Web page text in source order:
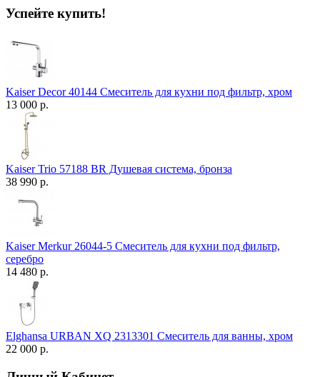
Успейте купить!
Kaiser Decor 40144 Смеситель для кухни под фильтр, хром
13 000 р.
Kaiser Trio 57188 BR Душевая система, бронза
38 990 р.
Kaiser Merkur 26044-5 Смеситель для кухни под фильтр,
серебро
14 480 р.
Elghansa URBAN XQ 2313301 Смеситель для ванны, хром
22 000 р.